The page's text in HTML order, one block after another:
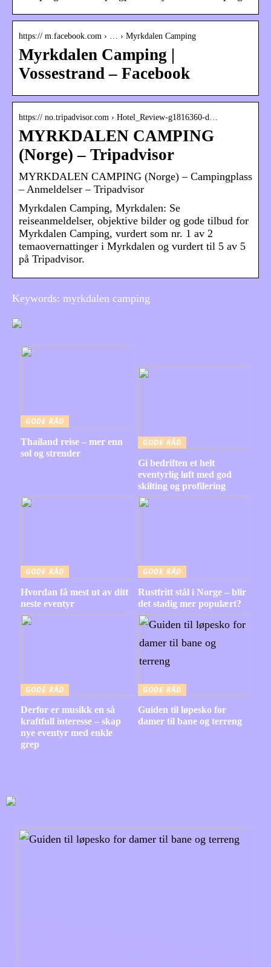
https:// m.facebook.com › … › Myrkdalen Camping
Myrkdalen Camping |
Vossestrand – Facebook
https:// no.tripadvisor.com › Hotel_Review-g1816360-d…
MYRKDALEN CAMPING
(Norge) – Tripadvisor
MYRKDALEN CAMPING (Norge) – Campingplass
– Anmeldelser – Tripadvisor
Myrkdalen Camping, Myrkdalen: Se
reiseanmeldelser, objektive bilder og gode tilbud for
Myrkdalen Camping, vurdert som nr. 1 av 2
temaovernattinger i Myrkdalen og vurdert til 5 av 5
på Tripadvisor.
Keywords: myrkdalen camping
GODE RÅD
Thailand reise – mer enn
sol og strender
GODE RÅD
Gi bedriften et helt
eventyrlig løft med god
skilting og profilering
GODE RÅD
Hvordan få mest ut av ditt
neste eventyr
GODE RÅD
Rustfritt stål i Norge – blir
det stadig mer populært?
GODE RÅD
Derfor er musikk en så
kraftfull interesse – skap
nye eventyr med enkle
grep
GODE RÅD
Guiden til løpesko for
damer til bane og terreng